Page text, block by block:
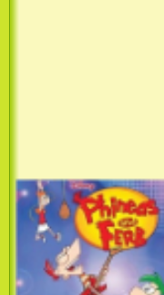
Фархат: Принц Персии /